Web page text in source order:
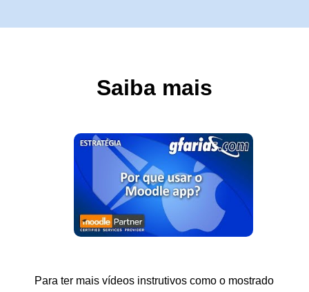
Saiba mais
ESTRATÉGIA
clique para assistir
Para ter mais vídeos instrutivos como o mostrado